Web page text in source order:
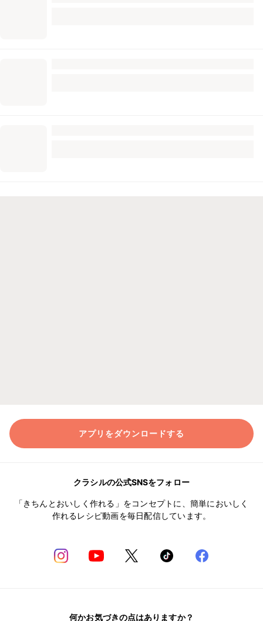
アプリをダウンロードする
クラシルの公式SNSをフォロー
「きちんとおいしく作れる」をコンセプトに、簡単においしく
作れるレシピ動画を毎日配信しています。
何かお気づきの点はありますか？